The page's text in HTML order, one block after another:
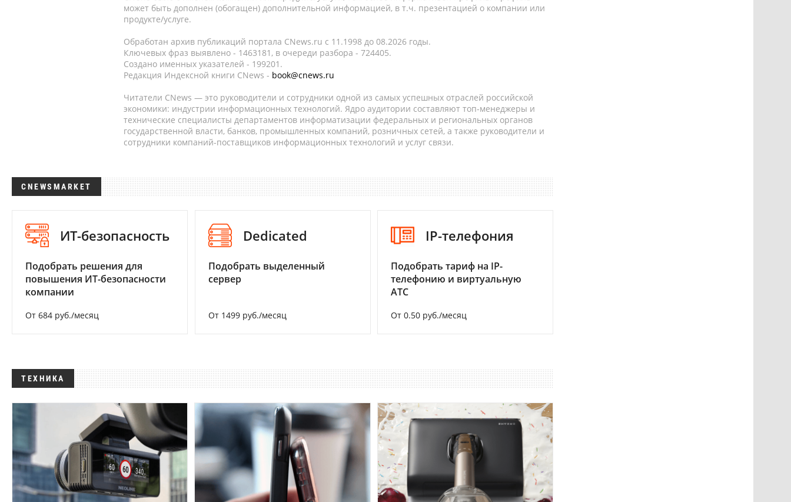
может быть дополнен (обогащен) дополнительной информацией, в т.ч. презентацией о компании или
продукте/услуге.
Обработан архив публикаций портала CNews.ru c 11.1998 до 08.2026 годы.
Ключевых фраз выявлено - 1463181, в очереди разбора - 724405.
Создано именных указателей - 199201.
Редакция Индексной книги CNews - book@cnews.ru
Читатели CNews — это руководители и сотрудники одной из самых успешных отраслей российской
экономики: индустрии информационных технологий. Ядро аудитории составляют топ-менеджеры и
технические специалисты департаментов информатизации федеральных и региональных органов
государственной власти, банков, промышленных компаний, розничных сетей, а также руководители и
сотрудники компаний-поставщиков информационных технологий и услуг связи.
CNEWSMARKET
ИТ-безопасность
Подобрать решения для
повышения ИТ-безопасности
компании
От 684 руб./месяц
Dedicated
Подобрать выделенный
сервер
От 1499 руб./месяц
IP-телефония
Подобрать тариф на IP-
телефонию и виртуальную
АТС
От 0.50 руб./месяц
ТЕХНИКА